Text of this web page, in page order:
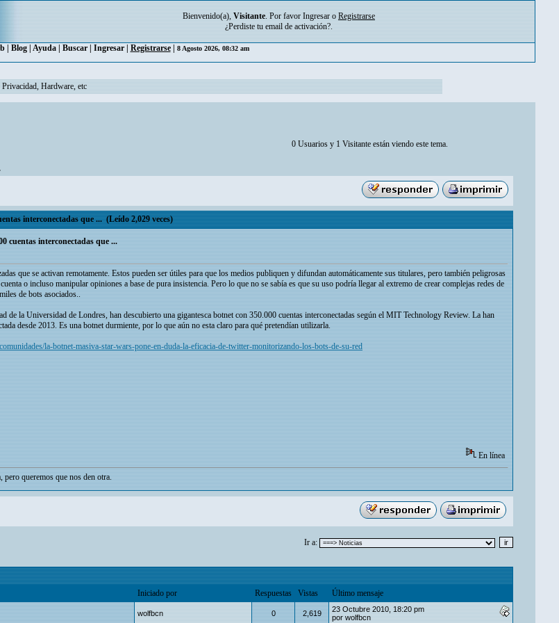
Bienvenido(a), Visitante. Por favor Ingresar o Registrarse
¿Perdiste tu email de activación?.
| Blog| Ayuda| Buscar| Ingresar| Registrarse| 8 Agosto 2026, 08:32 am
Hardware, etc
0 Usuarios y 1 Visitante están viendo este tema.
interconectadas que ... (Leído 2,029 veces)
cuentas interconectadas que ...
que se activan remotamente. Estos pueden ser útiles para que los medios publiquen y difundan automáticamente sus titulares, pero también peligrosas
o incluso manipular opiniones a base de pura insistencia. Pero lo que no se sabía es que su uso podría llegar al extremo de crear complejas redes de
de bots asociados..
de la Universidad de Londres, han descubierto una gigantesca botnet con 350.000 cuentas interconectadas según el MIT Technology Review. La han
desde 2013. Es una botnet durmiente, por lo que aún no esta claro para qué pretendían utilizarla.
la-botnet-masiva-star-wars-pone-en-duda-la-eficacia-de-twitter-monitorizando-los-bots-de-su-red
En línea
pero queremos que nos den otra.
Ir a:
Iniciado por Respuestas Vistas Último mensaje
wolfbcn 0 2,619
23 Octubre 2010, 18:20 pm
por wolfbcn